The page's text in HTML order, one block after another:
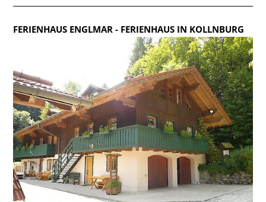
FERIENHAUS ENGLMAR - FERIENHAUS IN KOLLNBURG